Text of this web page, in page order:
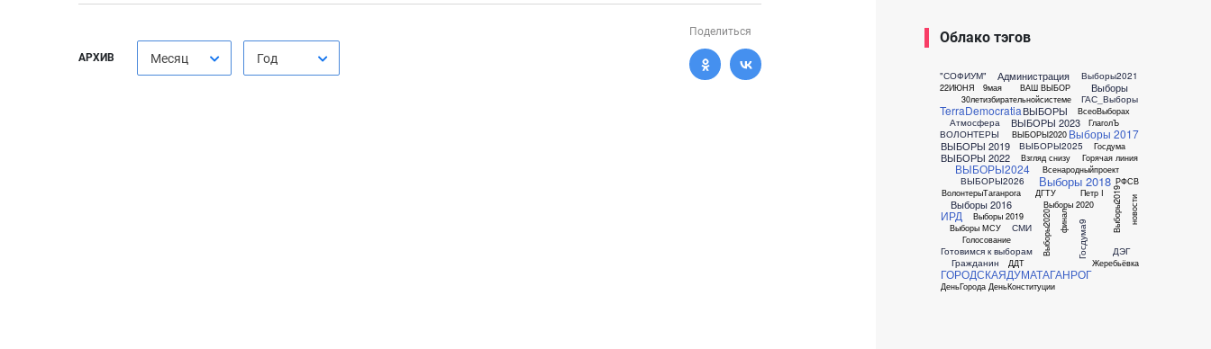
АРХИВ Месяц Год
Поделиться Облако тэгов
"СОФИУМ"
22ИЮНЯ
30летизбирательнойсистеме
9мая
TerraDemocratia
Администрация
Атмосфера
ВАШ ВЫБОР
ВОЛОНТЕРЫ
ВЫБОРЫ
ВЫБОРЫ 2019
ВЫБОРЫ 2022
ВЫБОРЫ 2023
ВЫБОРЫ2020
ВЫБОРЫ2024
ВЫБОРЫ2025
ВЫБОРЫ2026
Взгляд снизу
ВолонтерыТаганрога
Всенародныйпроект
ВсеоВыборах
Выборы
Выборы 2016
Выборы 2017
Выборы 2018
Выборы 2019
Выборы 2020
Выборы МСУ
Выборы2019
Выборы2020
Выборы2021
ГАС_Выборы
ГОРОДСКАЯДУМАТАГАНРОГ
ГлаголЪ
Голосование
Горячая линия
Госдума
Госдума9
Готовимся к выборам
Гражданин
ДГТУ
ДДТ
ДЭГ
ДеньГорода ДеньКонституции
Жеребьёвка
ИРД
Петр I
РФСВ
СМИ
новости
финал